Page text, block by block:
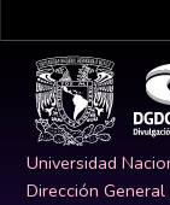
Universidad
Dirección